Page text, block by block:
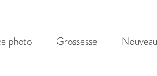
photo Grossesse